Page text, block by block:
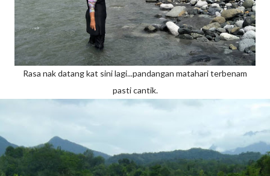
Rasa nak datang kat sini lagi...pandangan matahari terbenam
pasti cantik.